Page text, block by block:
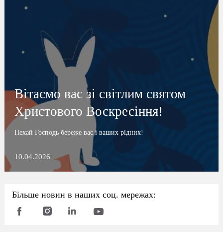
Вітаємо вас зі світлим святом
Христового Воскресіння!
Нехай Господь береже вас і ваших рідних!
10.04.2026
Більше новин в наших соц. мережах: